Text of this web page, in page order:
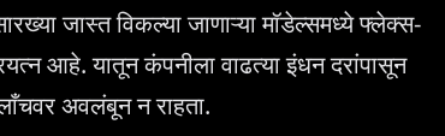
जास्त विकल्या जाणाऱ्या मॉडेल्समध्ये फ्लेक्स-
आहे. यातून कंपनीला वाढत्या इंधन दरांपासून
अवलंबून न राहता.